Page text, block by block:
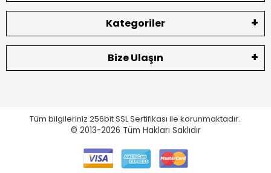
Kategoriler
Bize Ulaşın
Tüm bilgileriniz 256bit SSL Sertifikası ile korunmaktadır.
© 2013-2026 Tüm Hakları Saklıdır